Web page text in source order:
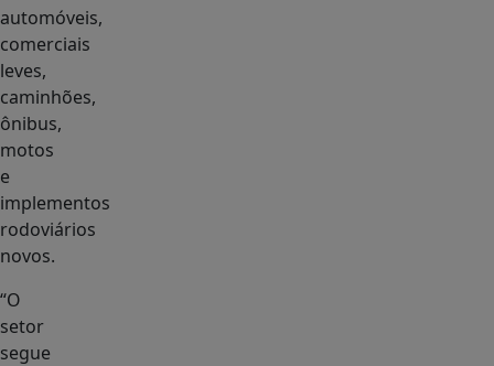
automóveis,
comerciais
leves,
caminhões,
ônibus,
motos
e
implementos
rodoviários
novos.
“O
setor
segue